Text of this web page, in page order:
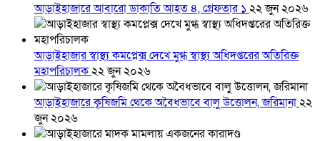
আড়াইহাজারে আবারো ডাকাতি আহত ৪, গ্রেফতার ১ ২২ জুন ২০২৬
আড়াইহাজার স্বাস্থ্য কমপ্লেক্স দেখে মুগ্ধ স্বাস্থ্য অধিদপ্তরের অতিরিক্ত
মহাপরিচালক২২ জুন ২০২৬
আড়াইহাজারে কৃষিজমি থেকে অবৈধভাবে বালু উত্তোলন, জরিমানা২২
জুন ২০২৬